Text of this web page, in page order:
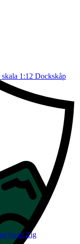
1:12 Dockskåp
6mm Zig